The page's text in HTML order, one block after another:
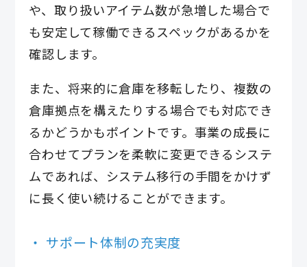
や、取り扱いアイテム数が急増した場合で
も安定して稼働できるスペックがあるかを
確認します。
また、将来的に倉庫を移転したり、複数の
倉庫拠点を構えたりする場合でも対応でき
るかどうかもポイントです。事業の成長に
合わせてプランを柔軟に変更できるシステ
ムであれば、システム移行の手間をかけず
に長く使い続けることができます。
サポート体制の充実度